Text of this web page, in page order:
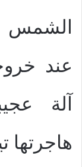
الشمس
عند
آلة
هاجرتها